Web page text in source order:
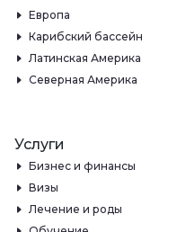
Европа
Карибский бассейн
Латинская Америка
Северная Америка
Услуги
Бизнес и финансы
Визы
Лечение и роды